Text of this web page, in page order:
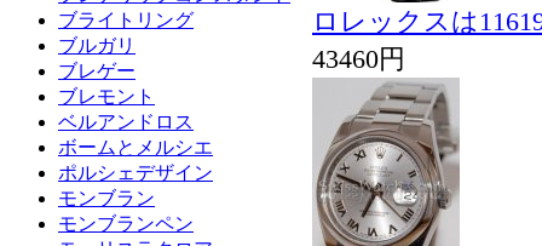
ブライトリング
ブルガリ
ブレゲー
ブレモント
ベルアンドロス
ボームとメルシエ
ポルシェデザイン
モンブラン
モンブランペン
ロレックスは
43460円